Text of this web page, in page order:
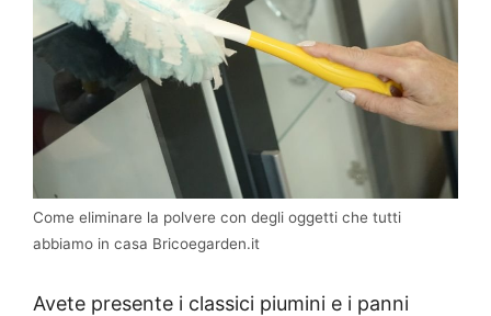
Come eliminare la polvere con degli oggetti che tutti
abbiamo in casa Bricoegarden.it
Avete presente i classici piumini e i panni